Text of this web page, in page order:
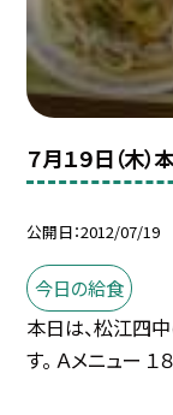
７月１９日（木
公開日 2012/07/19
今日の給食
本日は、松江四
す。 Ａメニュー １